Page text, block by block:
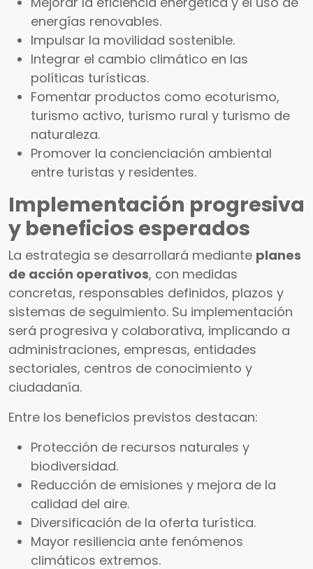
energías renovables.
Impulsar la movilidad sostenible.
Integrar el cambio climático en las
políticas turísticas.
Fomentar productos como ecoturismo,
turismo activo, turismo rural y turismo de
naturaleza.
Promover la concienciación ambiental
entre turistas y residentes.
Implementación progresiva
y beneficios esperados
La estrategia se desarrollará mediante planes
de acción operativos, con medidas
concretas, responsables definidos, plazos y
sistemas de seguimiento. Su implementación
será progresiva y colaborativa, implicando a
administraciones, empresas, entidades
sectoriales, centros de conocimiento y
ciudadanía.
Entre los beneficios previstos destacan:
Protección de recursos naturales y
biodiversidad.
Reducción de emisiones y mejora de la
calidad del aire.
Diversificación de la oferta turística.
Mayor resiliencia ante fenómenos
climáticos extremos.